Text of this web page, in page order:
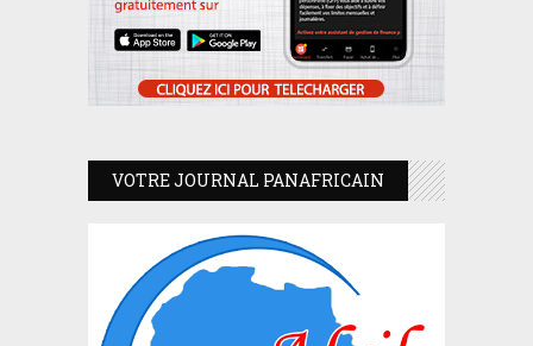
VOTRE JOURNAL PANAFRICAIN